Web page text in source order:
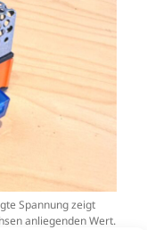
Spannung zeigt
anliegenden Wert.